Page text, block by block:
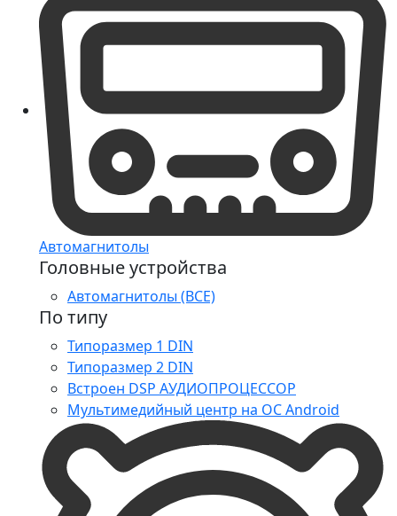
Автомагнитолы
Головные устройства
Автомагнитолы (ВСЕ)
По типу
Типоразмер 1 DIN
Типоразмер 2 DIN
Встроен DSP АУДИОПРОЦЕССОР
Мультимедийный центр на ОС Android